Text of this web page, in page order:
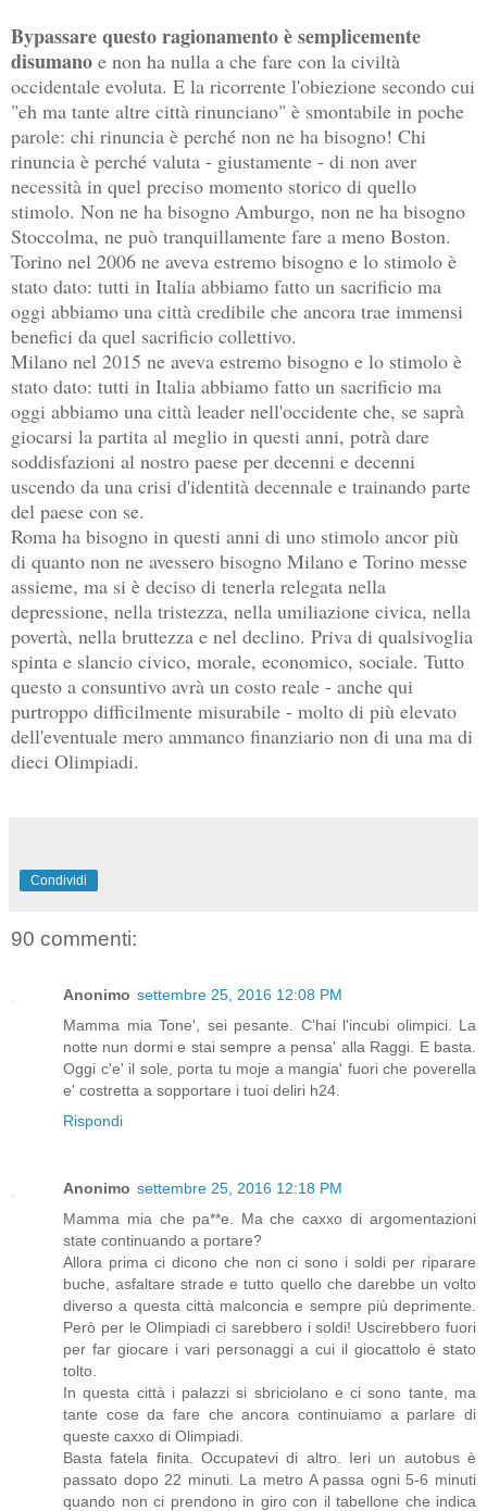
Bypassare questo ragionamento è semplicemente
disumano e non ha nulla a che fare con la civiltà
occidentale evoluta. E la ricorrente l'obiezione secondo cui
"eh ma tante altre città rinunciano" è smontabile in poche
parole: chi rinuncia è perché non ne ha bisogno! Chi
rinuncia è perché valuta - giustamente - di non aver
necessità in quel preciso momento storico di quello
stimolo. Non ne ha bisogno Amburgo, non ne ha bisogno
Stoccolma, ne può tranquillamente fare a meno Boston.
Torino nel 2006 ne aveva estremo bisogno e lo stimolo è
stato dato: tutti in Italia abbiamo fatto un sacrificio ma
oggi abbiamo una città credibile che ancora trae immensi
benefici da quel sacrificio collettivo.
Milano nel 2015 ne aveva estremo bisogno e lo stimolo è
stato dato: tutti in Italia abbiamo fatto un sacrificio ma
oggi abbiamo una città leader nell'occidente che, se saprà
giocarsi la partita al meglio in questi anni, potrà dare
soddisfazioni al nostro paese per decenni e decenni
uscendo da una crisi d'identità decennale e trainando parte
del paese con se.
Roma ha bisogno in questi anni di uno stimolo ancor più
di quanto non ne avessero bisogno Milano e Torino messe
assieme, ma si è deciso di tenerla relegata nella
depressione, nella tristezza, nella umiliazione civica, nella
povertà, nella bruttezza e nel declino. Priva di qualsivoglia
spinta e slancio civico, morale, economico, sociale. Tutto
questo a consuntivo avrà un costo reale - anche qui
purtroppo difficilmente misurabile - molto di più elevato
dell'eventuale mero ammanco finanziario non di una ma di
dieci Olimpiadi.
Condividi
90 commenti:
Anonimo settembre 25, 2016 12:08 PM
Mamma mia Tone', sei pesante. C'hai l'incubi olimpici. La
notte nun dormi e stai sempre a pensa' alla Raggi. E basta.
Oggi c'e' il sole, porta tu moje a mangia' fuori che poverella
e' costretta a sopportare i tuoi deliri h24.
Rispondi
Anonimo settembre 25, 2016 12:18 PM
Mamma mia che pa**e. Ma che caxxo di argomentazioni
state continuando a portare?
Allora prima ci dicono che non ci sono i soldi per riparare
buche, asfaltare strade e tutto quello che darebbe un volto
diverso a questa città malconcia e sempre più deprimente.
Però per le Olimpiadi ci sarebbero i soldi! Uscirebbero fuori
per far giocare i vari personaggi a cui il giocattolo è stato
tolto.
In questa città i palazzi si sbriciolano e ci sono tante, ma
tante cose da fare che ancora continuiamo a parlare di
queste caxxo di Olimpiadi.
Basta fatela finita. Occupatevi di altro. Ieri un autobus è
passato dopo 22 minuti. La metro A passa ogni 5-6 minuti
quando non ci prendono in giro con il tabellone che indica